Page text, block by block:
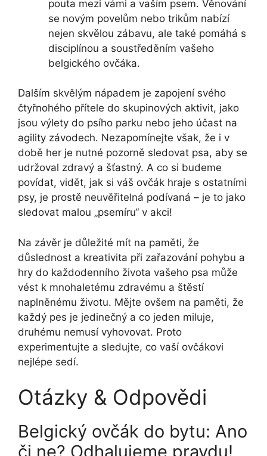
pouta mezi vámi a vaším psem. Věnování
se novým povelům nebo trikům nabízí
nejen skvělou zábavu, ale také pomáhá s
disciplínou a soustředěním vašeho
belgického ovčáka.
Dalším skvělým nápadem je zapojení svého
čtyřnohého přítele do skupinových aktivit, jako
jsou výlety do psího parku nebo jeho účast na
agility závodech. Nezapomínejte však, že i v
době her je nutné pozorně sledovat psa, aby se
udržoval zdravý a šťastný. A co si budeme
povídat, vidět, jak si váš ovčák hraje s ostatními
psy, je prostě neuvěřitelná podívaná – je to jako
sledovat malou „psemíru“ v akci!
Na závěr je důležité mít na paměti, že
důslednost a kreativita při zařazování pohybu a
hry do každodenního života vašeho psa může
vést k mnohaletému zdravému a štěstí
naplněnému životu. Mějte ovšem na paměti, že
každý pes je jedinečný a co jeden miluje,
druhému nemusí vyhovovat. Proto
experimentujte a sledujte, co vaší ovčákovi
nejlépe sedí.
Otázky & Odpovědi
Belgický ovčák do bytu: Ano
či ne? Odhalujeme pravdu!